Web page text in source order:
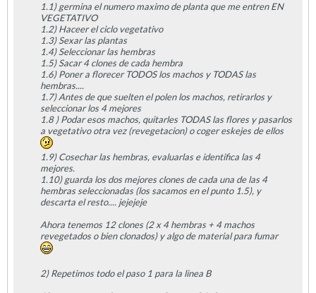
1.1) germina el numero maximo de planta que me entren EN
VEGETATIVO
1.2) Haceer el ciclo vegetativo
1.3) Sexar las plantas
1.4) Seleccionar las hembras
1.5) Sacar 4 clones de cada hembra
1.6) Poner a florecer TODOS los machos y TODAS las
hembras....
1.7) Antes de que suelten el polen los machos, retirarlos y
seleccionar los 4 mejores
1.8 ) Podar esos machos, quitarles TODAS las flores y pasarlos
a vegetativo otra vez (revegetacion) o coger eskejes de ellos
1.9) Cosechar las hembras, evaluarlas e identifica las 4
mejores.
1.10) guarda los dos mejores clones de cada una de las 4
hembras seleccionadas (los sacamos en el punto 1.5), y
descarta el resto.... jejejeje
Ahora tenemos 12 clones (2 x 4 hembras + 4 machos
revegetados o bien clonados) y algo de material para fumar
2) Repetimos todo el paso 1 para la linea B